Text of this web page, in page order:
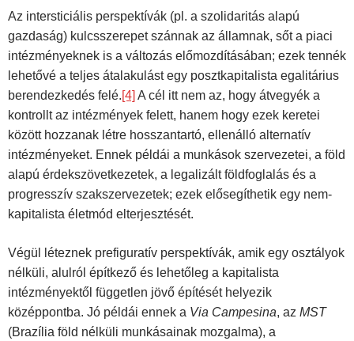
Az intersticiális perspektívák (pl. a szolidaritás alapú
gazdaság) kulcsszerepet szánnak az államnak, sőt a piaci
intézményeknek is a változás előmozdításában; ezek tennék
lehetővé a teljes átalakulást egy posztkapitalista egalitárius
berendezkedés felé.[4] A cél itt nem az, hogy átvegyék a
kontrollt az intézmények felett, hanem hogy ezek keretei
között hozzanak létre hosszantartó, ellenálló alternatív
intézményeket. Ennek példái a munkások szervezetei, a föld
alapú érdekszövetkezetek, a legalizált földfoglalás és a
progresszív szakszervezetek; ezek elősegíthetik egy nem-
kapitalista életmód elterjesztését.
Végül léteznek prefiguratív perspektívák, amik egy osztályok
nélküli, alulról építkező és lehetőleg a kapitalista
intézményektől független jövő építését helyezik
középpontba. Jó példái ennek a Via Campesina, az MST
(Brazília föld nélküli munkásainak mozgalma), a